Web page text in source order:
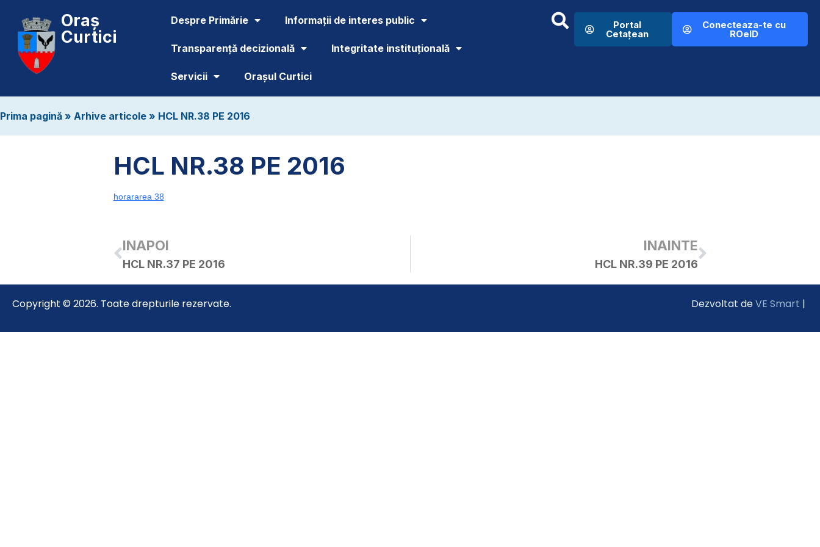
Oraș
Curtici
Despre Primărie Informații de interes public
Transparență decizională Integritate instituțională
Servicii Orașul Curtici
Portal
Cetațean
Conecteaza-te cu
ROeID
Prima pagină » Arhive articole » HCL NR.38 PE 2016
HCL NR.38 PE 2016
horararea 38
INAPOI
HCL NR.37 PE 2016
INAINTE
HCL NR.39 PE 2016
Copyright © 2026. Toate drepturile rezervate. Dezvoltat deVE Smart |